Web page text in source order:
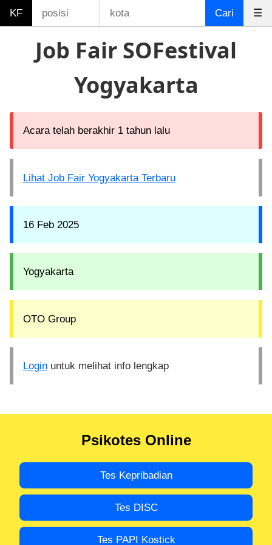
KF ☰
Cari
Job Fair SOFestival
Yogyakarta
Acara telah berakhir 1 tahun lalu
Lihat Job Fair Yogyakarta Terbaru
16 Feb 2025
Yogyakarta
OTO Group
Login untuk melihat info lengkap
Psikotes Online
Tes Kepribadian
Tes DISC
Tes PAPI Kostick